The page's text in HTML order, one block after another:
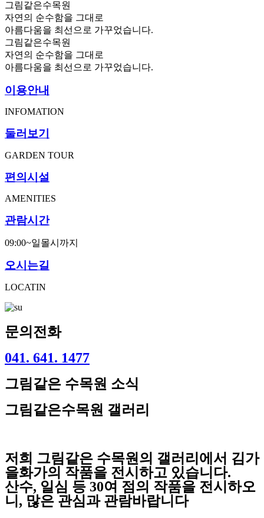
그림같은수목원
자연의 순수함을 그대로
아름다움을 최선으로 가꾸었습니다.
그림같은수목원
자연의 순수함을 그대로
아름다움을 최선으로 가꾸었습니다.
이용안내
INFOMATION
둘러보기
GARDEN TOUR
편의시설
AMENITIES
관람시간
09:00~일몰시까지
오시는길
LOCATIN
문의전화
041. 641. 1477
그림같은 수목원 소식
그림같은수목원 갤러리
저희 그림같은 수목원의 갤러리에서 김가
을화가의 작품을 전시하고 있습니다.
산수, 일심 등 30여 점의 작품을 전시하오
니, 많은 관심과 관람바랍니다